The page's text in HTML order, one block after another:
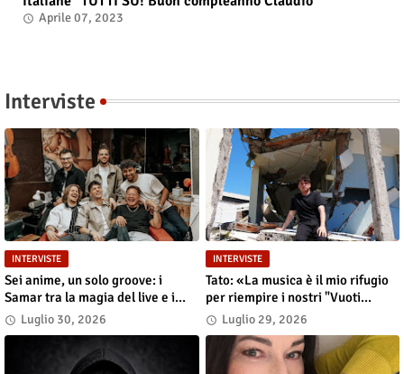
Aprile 07, 2023
Interviste
INTERVISTE
Sei anime, un solo groove: i
Samar tra la magia del live e i
grandi sogni
Luglio 30, 2026
INTERVISTE
Tato: «La musica è il mio rifugio
per riempire i nostri "Vuoti
digitali"»
Luglio 29, 2026